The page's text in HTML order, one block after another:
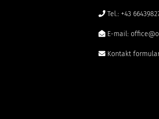
Tel.: +43
E-mail:
Kontakt